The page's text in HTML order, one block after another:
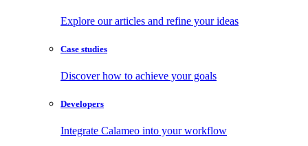
Explore our articles and refine your ideas
Case studies
Discover how to achieve your goals
Developers
Integrate Calameo into your workflow